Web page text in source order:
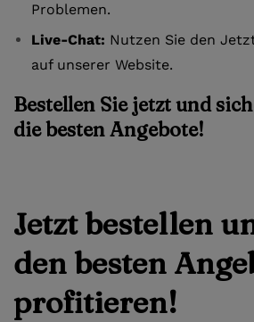
Problemen.
Live-Chat: Nutzen Sie den
auf unserer Website.
Bestellen Sie jetzt und
die besten Angebote!
Jetzt bestellen
den besten
profitieren!